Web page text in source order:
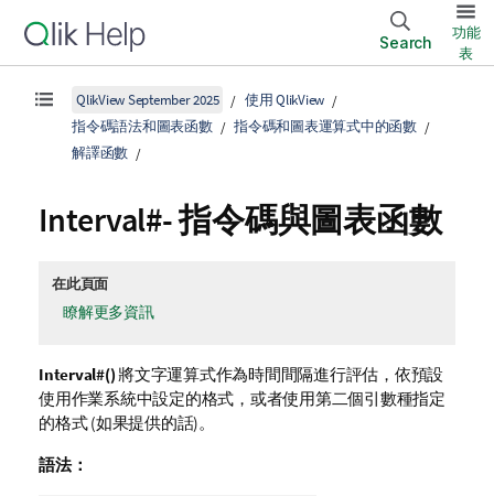
Search
功能
表
QlikView September 2025
使用 QlikView
指令碼語法和圖表函數
指令碼和圖表運算式中的函數
解譯函數
Interval#- 指令碼與圖表函數
在此頁面
瞭解更多資訊
Interval#()將文字運算式作為時間間隔進行評估，依預設
使用作業系統中設定的格式，或者使用第二個引數種指定
的格式 (如果提供的話)。
語法：